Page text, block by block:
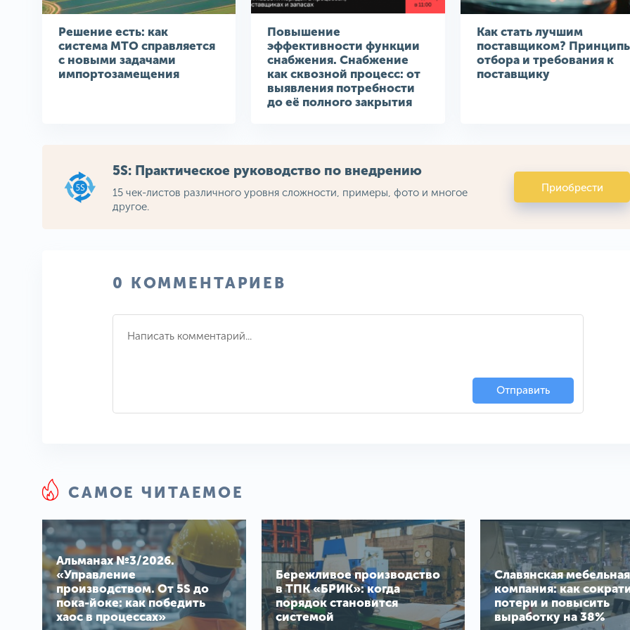
Решение есть: как
система МТО справляется
с новыми задачами
импортозамещения
Повышение
эффективности функции
снабжения. Снабжение
как сквозной процесс: от
выявления потребности
до её полного закрытия
Как стать лучшим
поставщиком?
отбора и требования к
поставщику
5S: Практическое руководство по внедрению
15 чек-листов различного уровня сложности, примеры, фото и многое
другое.
Приобрести
0 КОММЕНТАРИЕВ
Отправить
САМОЕ ЧИТАЕМОЕ
Альманах №3/2026.
«Управление
производством. От 5S до
пока-йоке: как победить
хаос в процессах»
Бережливое производство
в ТПК «БРИК»: когда
порядок становится
системой
Славянская мебельная
компания: как
потери и повысить
выработку на 38%